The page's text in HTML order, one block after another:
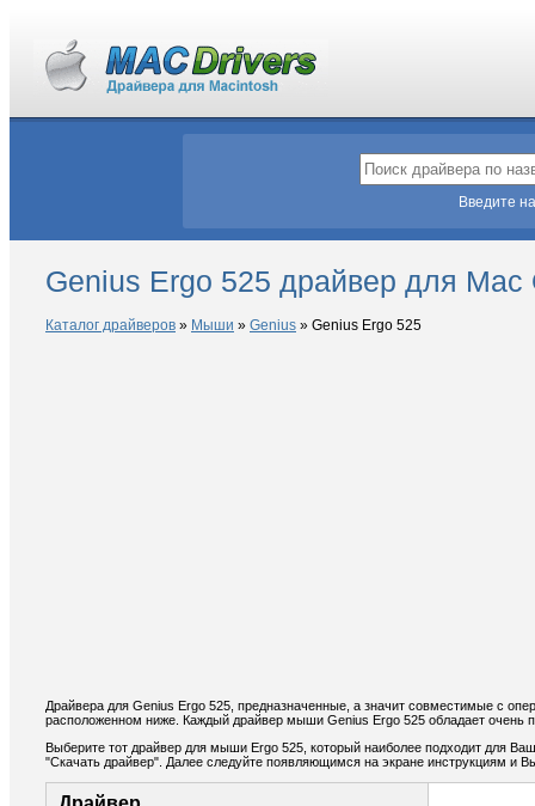
Введите
Genius Ergo 525 драйвер для Mac
Каталог драйверов » Мыши » Genius » Genius Ergo 525
Драйвера для Genius Ergo 525, предназначенные, а значит совместимые с
расположенном ниже. Каждый драйвер мыши Genius Ergo 525 обладает очень
Выберите тот драйвер для мыши Ergo 525, который наиболее подходит для
"Скачать драйвер". Далее следуйте появляющимся на экране инструкциям и